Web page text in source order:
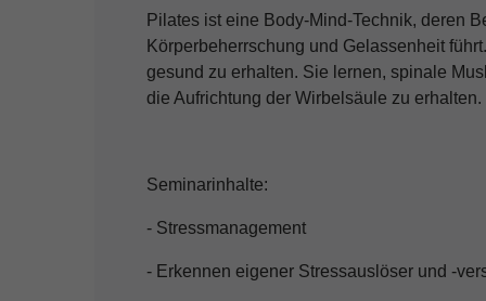
Pilates ist eine Body-Mind-Technik, deren
Körperbeherrschung und Gelassenheit
gesund zu erhalten. Sie lernen, spinale
die Aufrichtung der Wirbelsäule zu erhalten.
Seminarinhalte:
- Stressmanagement
- Erkennen eigener Stressauslöser und -